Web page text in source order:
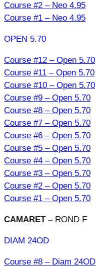
Course #2 – Neo 4.95
Course #1 – Neo 4.95
OPEN 5.70
Course #12 – Open 5.70
Course #11 – Open 5.70
Course #10 – Open 5.70
Course #9 – Open 5.70
Course #8 – Open 5.70
Course #7 – Open 5.70
Course #6 – Open 5.70
Course #5 – Open 5.70
Course #4 – Open 5.70
Course #3 – Open 5.70
Course #2 – Open 5.70
Course #1 – Open 5.70
CAMARET – ROND F
DIAM 24OD
Course #8 – Diam 24OD